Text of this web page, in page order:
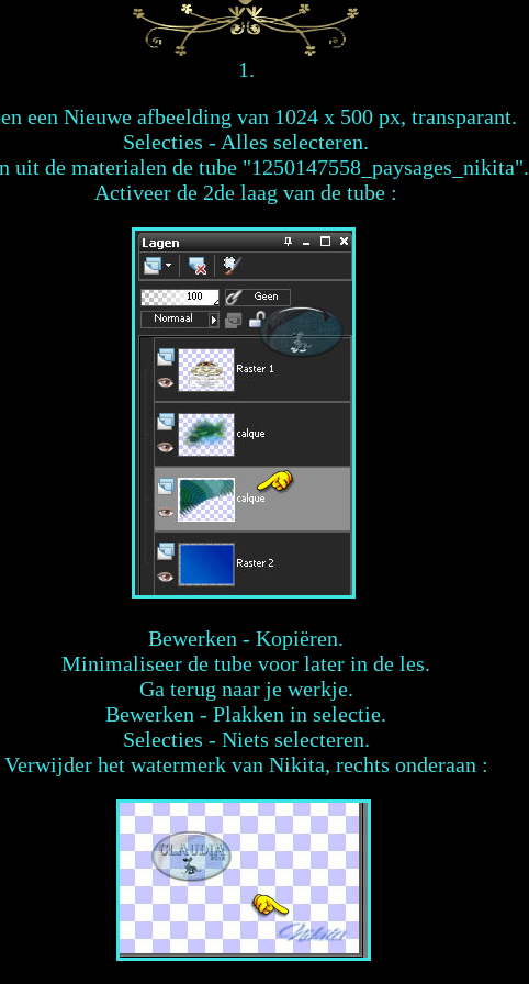
1.
een Nieuwe afbeelding van 1024 x 500 px, transparant.
Selecties - Alles selecteren.
uit de materialen de tube "1250147558_paysages_nikita".
Activeer de 2de laag van de tube :
Bewerken - Kopiëren.
Minimaliseer de tube voor later in de les.
Ga terug naar je werkje.
Bewerken - Plakken in selectie.
Selecties - Niets selecteren.
Verwijder het watermerk van Nikita, rechts onderaan :